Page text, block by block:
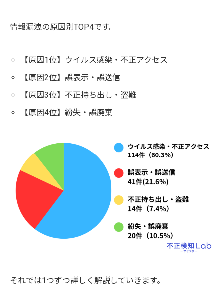
情報漏洩の原因別TOP4です。
【原因1位】ウイルス感染・不正アクセス
【原因2位】誤表示・誤送信
【原因3位】不正持ち出し・盗難
【原因4位】紛失・誤廃棄
それでは1つずつ詳しく解説していきます。